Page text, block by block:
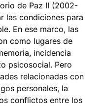
de Paz II (2002-
las condiciones para
En ese marco, las
como lugares de
incidencia
psicosocial. Pero
relacionadas con
personales, la
conflictos entre los